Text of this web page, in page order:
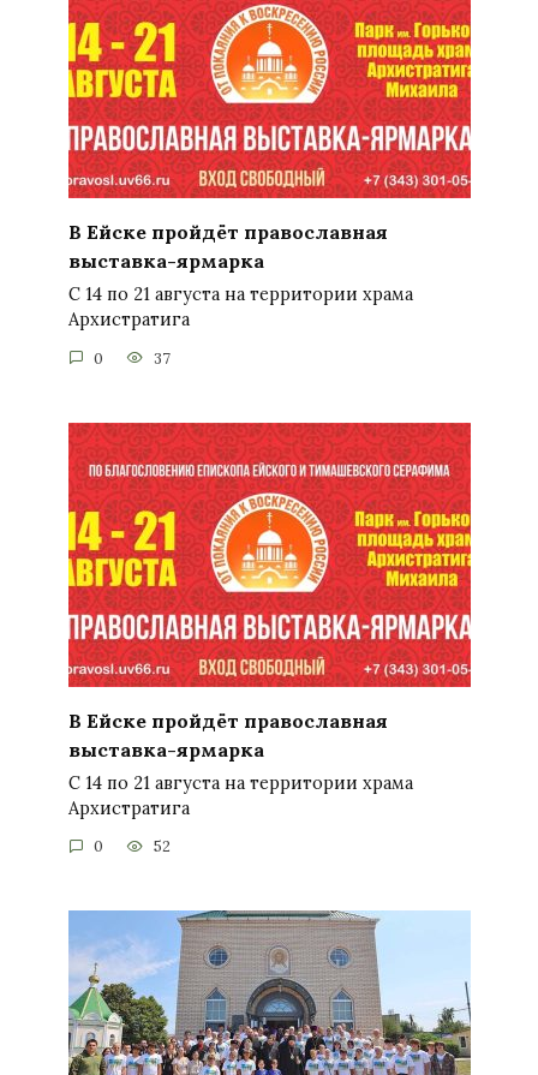
В Ейске пройдёт православная
выставка-ярмарка
С 14 по 21 августа на территории храма
Архистратига
0 37
В Ейске пройдёт православная
выставка-ярмарка
С 14 по 21 августа на территории храма
Архистратига
0 52